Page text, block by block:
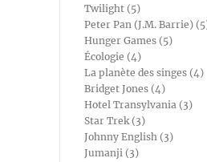
Twilight (5)
Peter Pan (J.M. Barrie)
Hunger Games (5)
Écologie (4)
La planète des singes (4)
Bridget Jones (4)
Hotel Transylvania (3)
Star Trek (3)
Johnny English (3)
Jumanji (3)